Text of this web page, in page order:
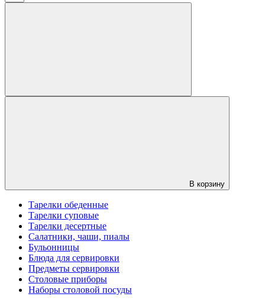
В корзину
Тарелки обеденные
Тарелки суповые
Тарелки десертные
Салатники, чаши, пиалы
Бульонницы
Блюда для сервировки
Предметы сервировки
Столовые приборы
Наборы столовой посуды